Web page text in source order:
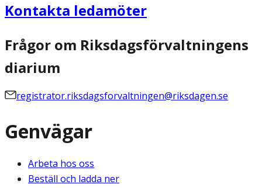
Kontakta ledamöter
Frågor om Riksdagsförvaltningens
diarium
registrator.riksdagsforvaltningen@riksdagen.se
Genvägar
Arbeta hos oss
Beställ och ladda ner